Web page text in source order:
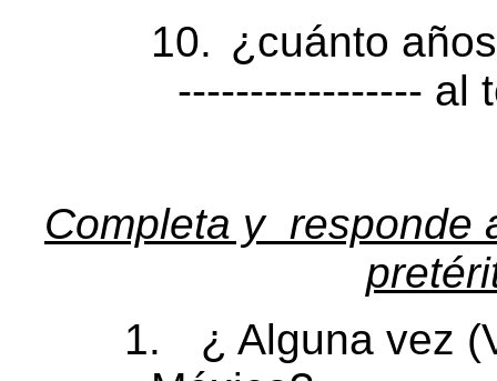
10. ¿cuánto
----------------- al
Completa y responde
1.
¿ Alguna vez